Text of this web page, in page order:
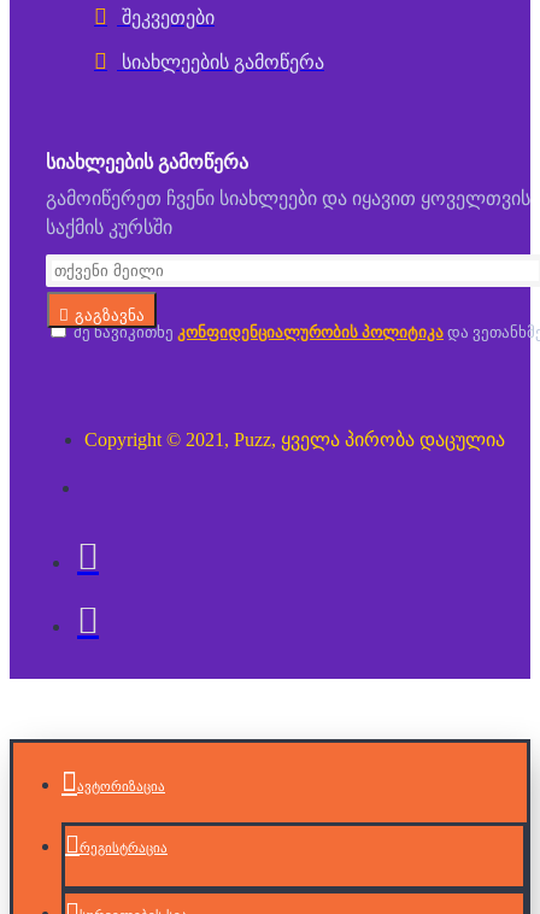
შეკვეთები
სიახლეების გამოწერა
ᲡᲘᲐᲮᲚᲔᲔᲑᲘᲡ ᲒᲐᲛᲝᲬᲔᲠᲐ
გამოიწერეთ ჩვენი სიახლეები და იყავით ყოველთვის
საქმის კურსში
გაგზავნა
მე წავიკითხე კონფიდენციალურობის პოლიტიკა და
Copyright © 2021, Puzz, ყველა პირობა დაცულია
ავტორიზაცია
რეგისტრაცია